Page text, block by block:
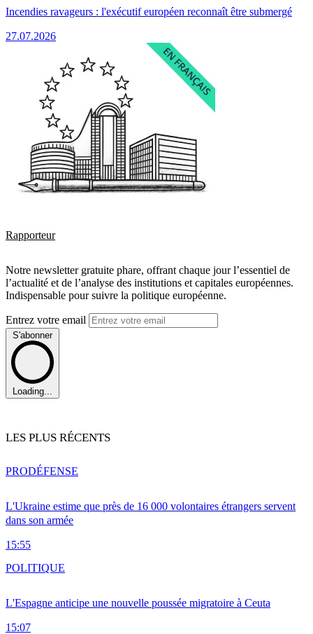
Incendies ravageurs : l'exécutif européen reconnaît être submergé
27.07.2026
Rapporteur
Notre newsletter gratuite phare, offrant chaque jour l’essentiel de
l’actualité et de l’analyse des institutions et capitales européennes.
Indispensable pour suivre la politique européenne.
Entrez votre email
S'abonner
Loading...
LES PLUS RÉCENTS
L'Ukraine estime que près de 16 000 volontaires étrangers servent
dans son armée
15:55
PRODÉFENSE
L'Espagne anticipe une nouvelle poussée migratoire à Ceuta
15:07
POLITIQUE